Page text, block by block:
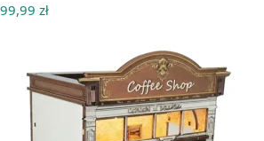
99,99 zł